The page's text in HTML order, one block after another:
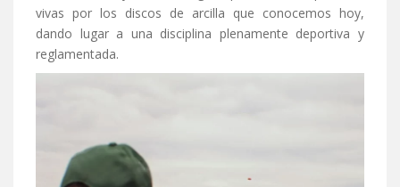
vivas por los discos de arcilla que conocemos hoy,
dando lugar a una disciplina plenamente deportiva y
reglamentada.